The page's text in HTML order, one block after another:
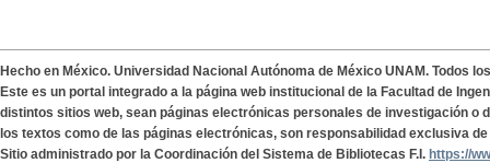
Hecho en México. Universidad Nacional Autónoma de México UNAM. Todos
Este es un portal integrado a la página web institucional de la Facultad de
distintos sitios web, sean páginas electrónicas personales de investigación o
los textos como de las páginas electrónicas, son responsabilidad exclusiva
Sitio administrado por la Coordinación del Sistema de Bibliotecas F.I. https://